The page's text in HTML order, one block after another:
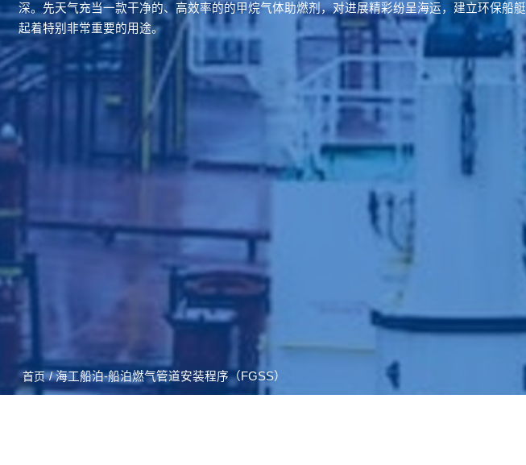
深。先天气充当一款干净的、高效率的的甲烷气体助燃剂，对进展精彩纷呈海运，建立环保船艇
起着特别非常重要的用途。
首页 / 海工船泊-船泊燃气管道安装程序（FGSS）